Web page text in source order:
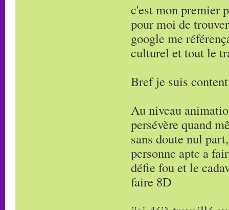
c'est mon premier
pour moi de
google me
culturel et tout le
Bref je suis
Au niveau
persévère quand
sans doute nul
personne apte a
défie fou et le
faire 8D